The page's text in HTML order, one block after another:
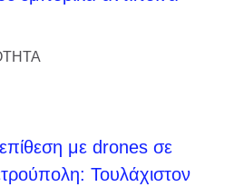
με drones σε
Τουλάχιστον